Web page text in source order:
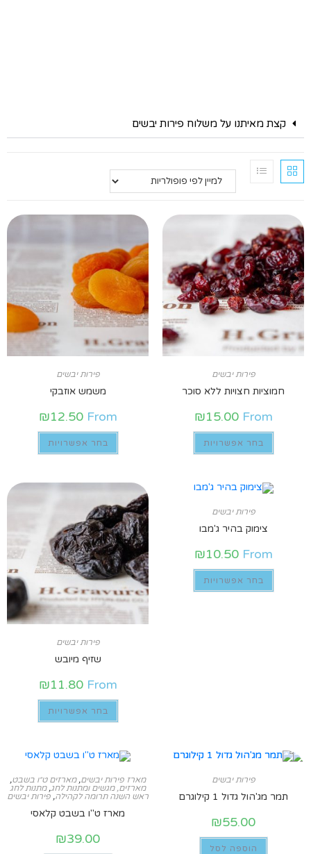
קצת מאיתנו על משלוח פירות יבשים
פירות יבשים
חמוציות חצויות ללא סוכר
From
₪15.00
בחר אפשרויות
פירות יבשים
משמש אוזבקי
From
₪12.50
בחר אפשרויות
פירות יבשים
צימוק בהיר ג'מבו
From
₪10.50
בחר אפשרויות
פירות יבשים
שזיף מיובש
From
₪11.80
בחר אפשרויות
פירות יבשים
תמר מג'הול גדול 1 קילוגרם
₪55.00
הוספה לסל
מארז פירות יבשים,מארזים ט״ו בשבט,
מארזים, מגשים ומתנות לחג,מתנות לחג
ראש השנה תרומה לקהילה, פירות יבשים
מארז ט"ו בשבט קלאסי
₪39.00